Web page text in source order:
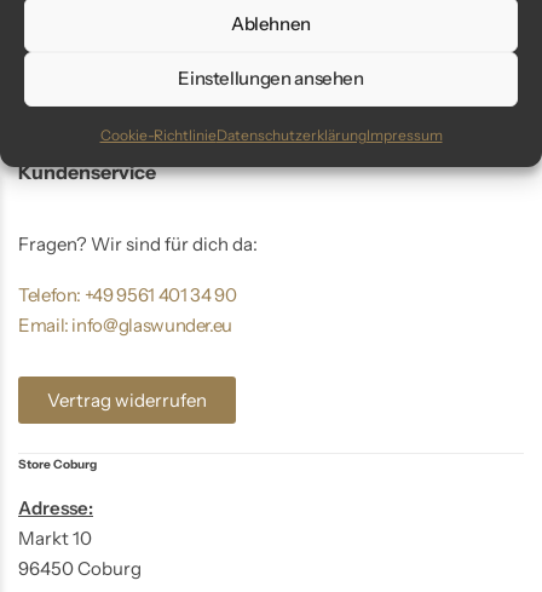
Ablehnen
Einstellungen ansehen
Cookie-RichtlinieDatenschutzerklärungImpressum
Kundenservice
Fragen? Wir sind für dich da:
Telefon: +49 9561 401 34 90
Email: info@glaswunder.eu
Vertrag widerrufen
Store Coburg
Adresse:
Markt 10
96450 Coburg